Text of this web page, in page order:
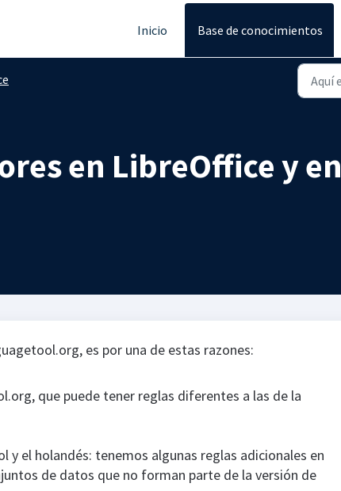
Inicio Base de conocimientos
en LibreOffice y en
es por una de estas razones:
que puede tener reglas diferentes a las de la
y el holandés: tenemos algunas reglas adicionales en
de datos que no forman parte de la versión de